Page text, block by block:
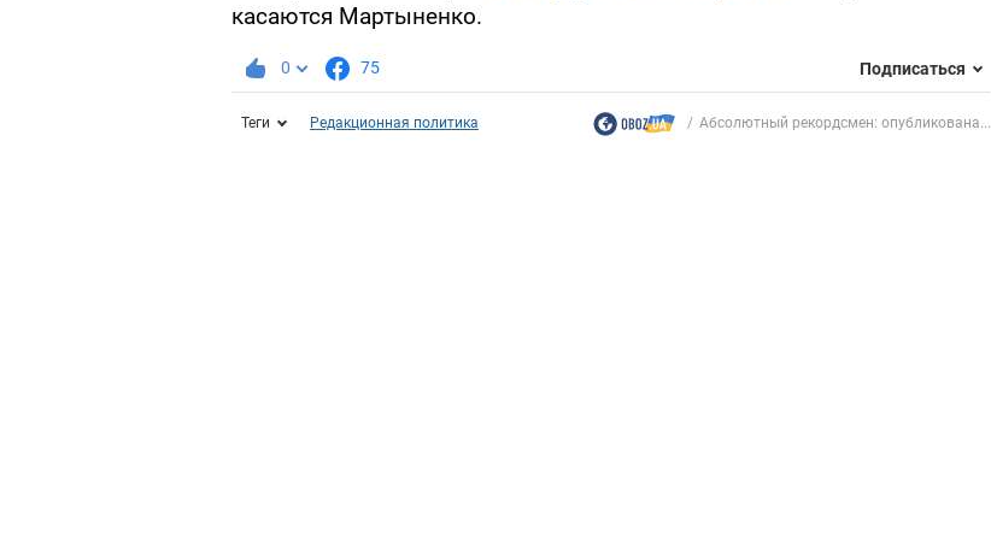
касаются Мартыненко.
0 75 Подписаться
Теги Редакционная политика Абсолютный рекордсмен: опубликована...